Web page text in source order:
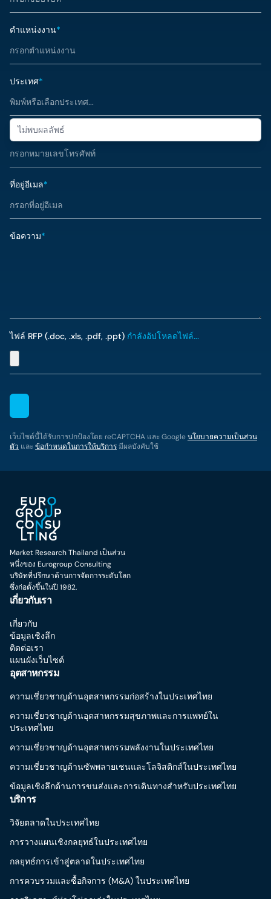
ตำแหน่งงาน*
ประเทศ*
ไม่พบผลลัพธ์
หมายเลขโทรศัพท์
ที่อยู่อีเมล*
ข้อความ*
ไฟล์ RFP (.doc, .xls, .pdf, .ppt) กำลังอัปโหลดไฟล์...
เว็บไซต์นี้ได้รับการปกป้องโดย reCAPTCHA และ Googleนโยบายความเป็นส่วน
ตัว และ ข้อกำหนดในการให้บริการมีผลบังคับใช้
Market Research Thailand เป็นส่วน
หนึ่งของ Eurogroup Consulting
บริษัทที่ปรึกษาด้านการจัดการระดับโลก
ซึ่งก่อตั้งขึ้นในปี 1982.
เกี่ยวกับเรา
เกี่ยวกับ
ข้อมูลเชิงลึก
ติดต่อเรา
แผนผังเว็บไซต์
อุตสาหกรรม
ความเชี่ยวชาญด้านอุตสาหกรรมก่อสร้างในประเทศไทย
ความเชี่ยวชาญด้านอุตสาหกรรมสุขภาพและการแพทย์ใน
ประเทศไทย
ความเชี่ยวชาญด้านอุตสาหกรรมพลังงานในประเทศไทย
ความเชี่ยวชาญด้านซัพพลายเชนและโลจิสติกส์ในประเทศไทย
ข้อมูลเชิงลึกด้านการขนส่งและการเดินทางสำหรับประเทศไทย
บริการ
วิจัยตลาดในประเทศไทย
การวางแผนเชิงกลยุทธ์ในประเทศไทย
กลยุทธ์การเข้าสู่ตลาดในประเทศไทย
การควบรวมและซื้อกิจการ (M&A) ในประเทศไทย